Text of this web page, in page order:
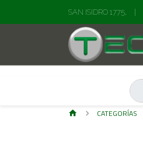
SAN ISIDRO 1775,
CATEGORÍAS